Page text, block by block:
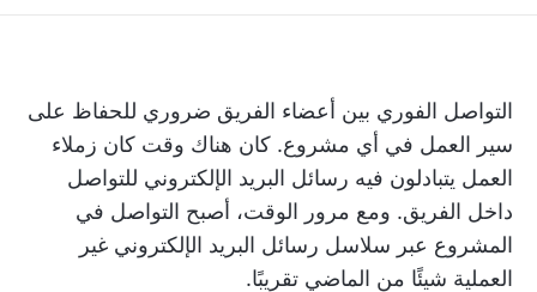
التواصل الفوري بين أعضاء الفريق ضروري للحفاظ على
سير العمل في أي مشروع. كان هناك وقت كان زملاء
العمل يتبادلون فيه رسائل البريد الإلكتروني للتواصل
داخل الفريق. ومع مرور الوقت، أصبح التواصل في
المشروع عبر سلاسل رسائل البريد الإلكتروني غير
العملية شيئًا من الماضي تقريبًا.